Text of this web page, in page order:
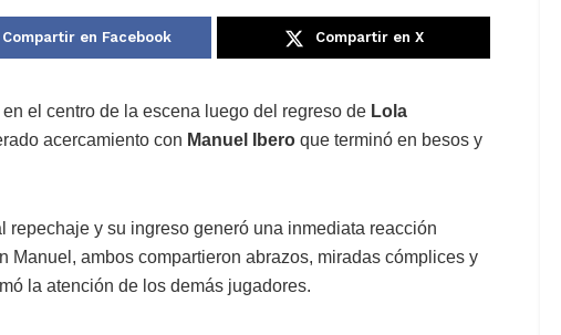
Compartir en Facebook Compartir en X
el centro de la escena luego del regreso de Lola
acercamiento con Manuel Ibero que terminó en besos y
repechaje y su ingreso generó una inmediata reacción
Manuel, ambos compartieron abrazos, miradas cómplices y
la atención de los demás jugadores.